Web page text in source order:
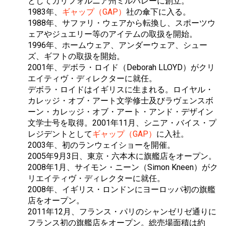
1983年、 ギャップ（GAP） 社の傘下に入る。
1988年、サファリ・ウェアから転換し、スポーツウ
ェアやジュエリー等のアイテムの取扱を開始。
1996年、ホームウェア、アンダーウェア、シュー
ズ、ギフトの取扱を開始。
2001年、デボラ・ロイド（Deborah LLOYD）がクリ
エイティヴ・ディレクターに就任。
デボラ・ロイドはイギリスに生まれる。ロイヤル・
カレッジ・オブ・アート文学修士及びラヴェンスボ
ーン・カレッジ・オブ・アート・アンド・デザイン
文学士号を取得。2001年11月、シニア・バイス・プ
レジデントとしてギャップ（GAP） に入社。
2003年、初のランウェイショーを開催。
2005年9月3日、東京・六本木に旗艦店をオープン。
2008年1月、サイモン・ニーン（Simon Kneen）がク
リエイティヴ・ディレクターに就任。
2008年、イギリス・ロンドンにヨーロッパ初の旗艦
店をオープン。
2011年12月、フランス・パリのシャンゼリゼ通りに
フランス初の旗艦店をオープン。総売場面積は約